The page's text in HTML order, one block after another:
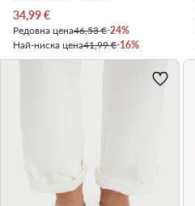
Актуална цена
34,99€
Редовна цена46,53 €-24%
Най-ниска цена41,99 €-16%